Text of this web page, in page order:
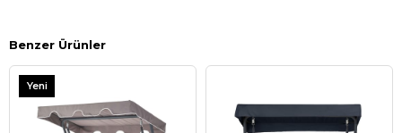
Benzer Ürünler
Yeni
Ürün